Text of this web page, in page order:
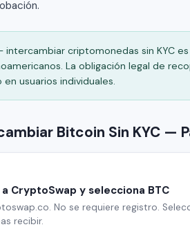
intercambiar criptomonedas sin KYC
La obligación legal de
en usuarios individuales.
Bitcoin Sin KYC —
CryptoSwap y selecciona BTC
No se requiere registro.
recibir.